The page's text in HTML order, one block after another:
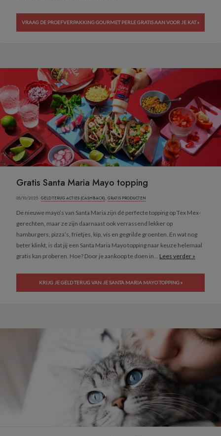
VRAAG DE PROEFVERPAKKING GOURMET PERLE GRATIS AAN VOOR JE KAT »
Gratis Santa Maria Mayo topping
05/10/2025 ·GELD TERUG ACTIES (CASHBACK), GRATIS PRODUCTEN
De nieuwe mayo’s van Santa Maria zijn dé perfecte topping op Tex Mex-
gerechten, maar ze zijn daarnaast ook verrassend lekker op
hamburgers, pizza’s, frietjes, kip, vis en gegrilde groenten. En wat nog
beter klinkt, is dat jij een Santa Maria Mayo topping naar keuze helemaal
gratis kan proberen. Hoe? Door je aankoop te doen in... Lees verder »
KRIJG JE GELD TERUG VAN JE SANTA MARIA MAYO TOPPING »